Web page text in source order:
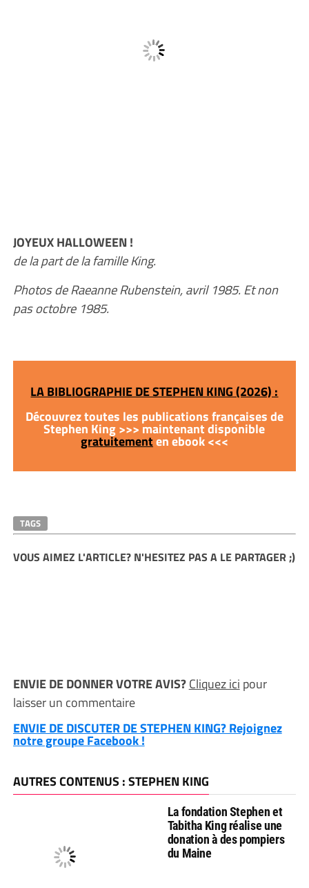
JOYEUX HALLOWEEN !
de la part de la famille King.
Photos de Raeanne Rubenstein, avril 1985. Et non
pas octobre 1985.
LA BIBLIOGRAPHIE DE STEPHEN KING (2026) :
Découvrez toutes les publications françaises de
Stephen King >>> maintenant disponible
gratuitementen ebook <<<
TAGS
VOUS AIMEZ L'ARTICLE? N'HESITEZ PAS A LE PARTAGER ;)
ENVIE DE DONNER VOTRE AVIS?Cliquez ici pour
laisser un commentaire
ENVIE DE DISCUTER DE STEPHEN KING? Rejoignez
notre groupe Facebook !
AUTRES CONTENUS : STEPHEN KING
La fondation Stephen et
Tabitha King réalise une
donation à des pompiers
du Maine